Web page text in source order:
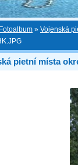
Fotoalbum » Vojenská
pietní místa